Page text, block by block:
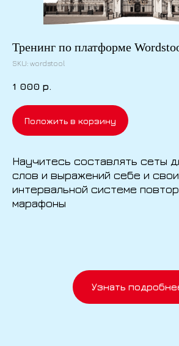
Тренинг по платформе
SKU: wordstool
1 000 р.
Положить в корзину
Научитесь составлять сеты
слов и выражений себе и
интервальной системе
марафоны
Узнать